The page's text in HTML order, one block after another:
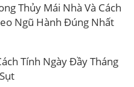
Thủy Mái Nhà Và Cách
Ngũ Hành Đúng Nhất
Tính Ngày Đầy Tháng